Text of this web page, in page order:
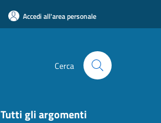
Accedi all'area personale
Cerca
Tutti gli argomenti